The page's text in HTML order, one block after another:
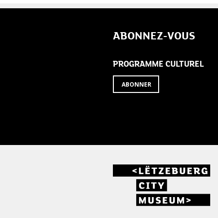
ABONNEZ-VOUS
PROGRAMME CULTUREL
ABONNER